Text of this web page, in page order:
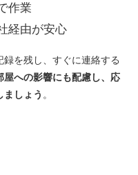
作業
経由が安心
を残し、すぐに連絡する
屋への影響にも配慮し、応
しょう 。